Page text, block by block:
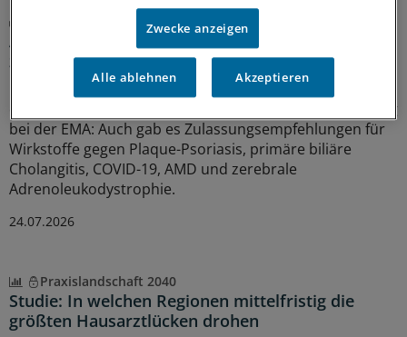
Juli-Sitzung des CHMP
Acht Pharma-Innovationen auf der Zielgeraden
zur EU-Zulassung
Neue Ansätze gegen zu hohe Cholesterinwerte bildeten
einen Schwerpunkt der jüngsten Experten-Begutachtung
bei der EMA: Auch gab es Zulassungsempfehlungen für
Wirkstoffe gegen Plaque-Psoriasis, primäre biliäre
Cholangitis, COVID-19, AMD und zerebrale
Adrenoleukodystrophie.
24.07.2026
Praxislandschaft 2040
Studie: In welchen Regionen mittelfristig die
größten Hausarztlücken drohen
Zwecke anzeigen
Alle ablehnen Akzeptieren